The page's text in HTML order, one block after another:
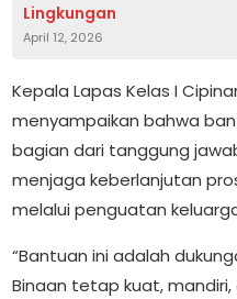
Lingkungan
April 12, 2026
Kepala Lapas Kelas I
menyampaikan bahwa
bagian dari tanggung
menjaga keberlanjutan
melalui penguatan
“Bantuan ini adalah
Binaan tetap kuat,